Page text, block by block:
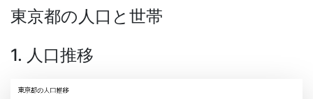
東京都の人口と世帯
1. 人口推移